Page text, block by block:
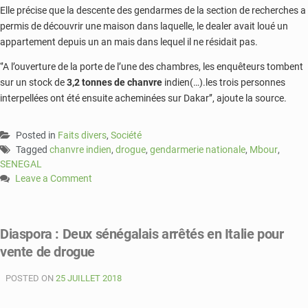
Elle précise que la descente des gendarmes de la section de recherches a
permis de découvrir une maison dans laquelle, le dealer avait loué un
appartement depuis un an mais dans lequel il ne résidait pas.
‘’A l’ouverture de la porte de l’une des chambres, les enquêteurs tombent
sur un stock de3,2 tonnes de chanvre indien(…).les trois personnes
interpellées ont été ensuite acheminées sur Dakar’’, ajoute la source.
Posted in Faits divers, Société
Tagged chanvre indien, drogue, gendarmerie nationale, Mbour,
SENEGAL
Leave a Comment
un
gang
trafiquants
Diaspora : Deux sénégalais arrêtés en Italie pour
vente de drogue
POSTED ON 25 JUILLET 2018